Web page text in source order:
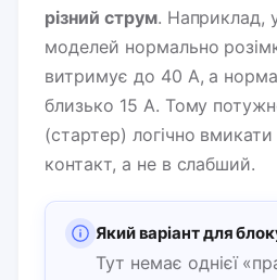
різний струм. Наприклад,
моделей нормально
витримує до 40 А, а
близько 15 А. Тому
(стартер) логічно
контакт, а не в слабший.
Який варіант для
Тут немає однієї